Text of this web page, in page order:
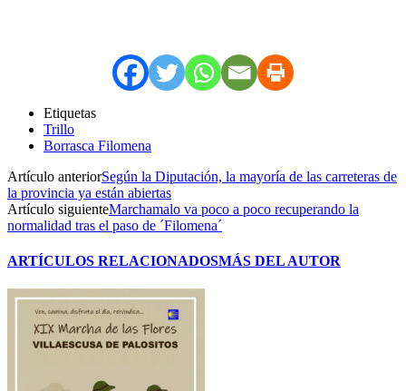
Etiquetas
Trillo
Borrasca Filomena
Artículo anteriorSegún la Diputación, la mayoría de las carreteras de
la provincia ya están abiertas
Artículo siguienteMarchamalo va poco a poco recuperando la
normalidad tras el paso de ´Filomena´
ARTÍCULOS RELACIONADOSMÁS DEL AUTOR